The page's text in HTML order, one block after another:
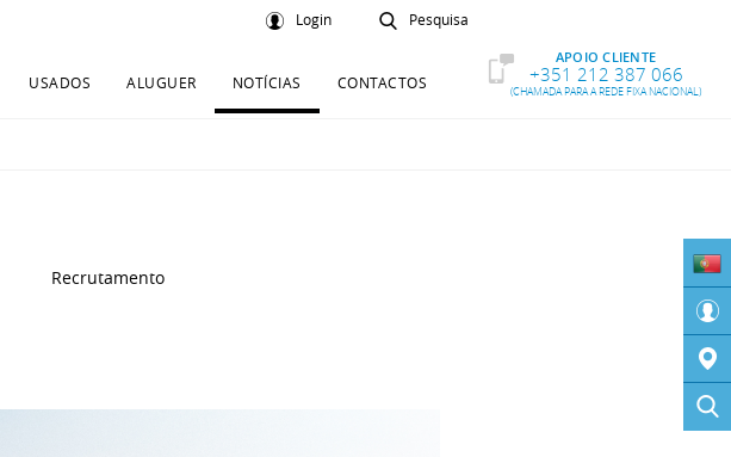
Login Pesquisa
USADOS ALUGUER NOTÍCIAS CONTACTOS
APOIO CLIENTE
+351 212 387 066
(CHAMADA PARA A REDE FIXA NACIONAL)
Recrutamento